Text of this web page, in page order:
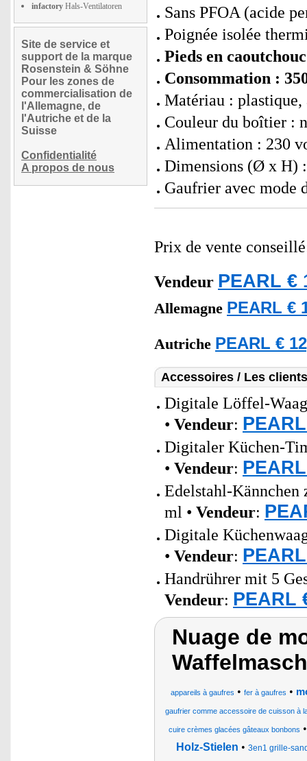
infactory Hals-Ventilatoren
Site de service et
support de la marque
Rosenstein & Söhne
Pour les zones de
commercialisation de
l'Allemagne, de
l'Autriche et de la
Suisse
Confidentialité
A propos de nous
Sans PFOA (acide
Poignée isolée
Pieds en
Consommation :
Matériau :
Couleur du boîtier :
Alimentation : 230
Dimensions (Ø x H)
Gaufrier avec mode
Prix de vente
Vendeur PEARL €
Allemagne PEARL €
Autriche PEARL €
Accessoires / Les
Digitale Löffel-
• Vendeur:
Digitaler Küchen-
• Vendeur:
Edelstahl-Kännchen
ml • Vendeur:
Digitale
• Vendeur:
Handrührer mit 5
Vendeur: PEARL
Nuage de
appareils à gaufres • fer à gaufres •
gaufrier comme accessoire de cuisson à
cuire crèmes glacées gâteaux bonbons
Holz-Stielen • 3en1 grille-